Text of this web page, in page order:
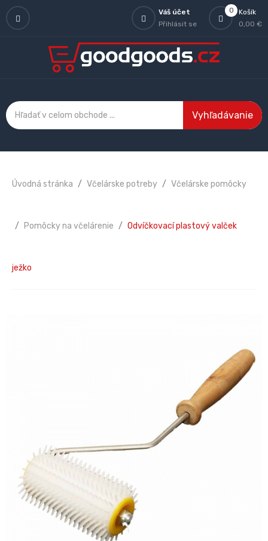
0
Košík
0,00 €
Váš účet
Přihlásit se
Vyhľadávanie
Úvodná stránka Včelárske potreby Včelárske pomôcky
Pomôcky na včelárenie Odvíčkovací plastový valček
ježko